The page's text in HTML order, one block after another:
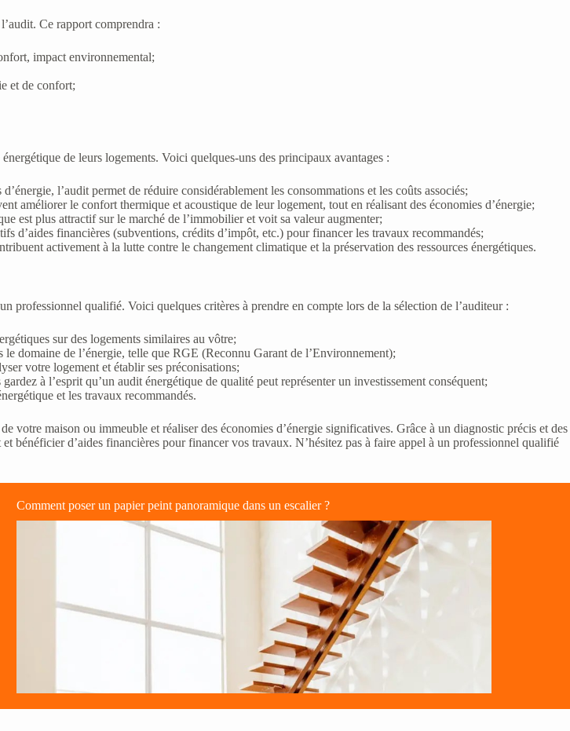
Ce rapport comprendra :
impact environnemental;
et de confort;
de leurs logements. Voici quelques-uns des principaux avantages :
l’audit permet de réduire considérablement les consommations et les coûts associés;
améliorer le confort thermique et acoustique de leur logement, tout en réalisant des économies d’énergie;
est plus attractif sur le marché de l’immobilier et voit sa valeur augmenter;
d’aides financières (subventions, crédits d’impôt, etc.) pour financer les travaux recommandés;
activement à la lutte contre le changement climatique et la préservation des ressources énergétiques.
professionnel qualifié. Voici quelques critères à prendre en compte lors de la sélection de l’auditeur :
sur des logements similaires au vôtre;
domaine de l’énergie, telle que RGE (Reconnu Garant de l’Environnement);
votre logement et établir ses préconisations;
à l’esprit qu’un audit énergétique de qualité peut représenter un investissement conséquent;
et les travaux recommandés.
votre maison ou immeuble et réaliser des économies d’énergie significatives. Grâce à un diagnostic précis et des
bénéficier d’aides financières pour financer vos travaux. N’hésitez pas à faire appel à un professionnel qualifié
Comment poser un papier peint panoramique dans un escalier ?